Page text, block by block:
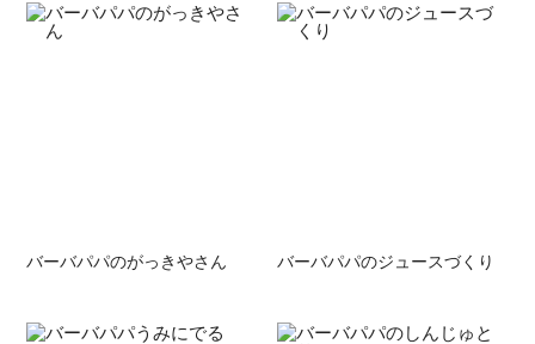
バーバパパのがっきやさん バーバパパのジュースづくり